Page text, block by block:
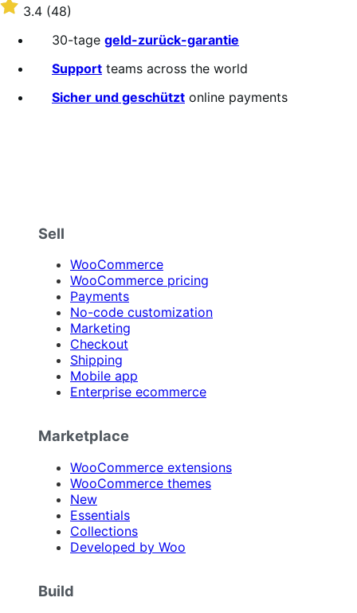
$79
Jährlich
Rated
3.4
out
3.4 (48)
30-tage geld-zurück-garantie
Support teams across the world
Sicher und geschützt online payments
Sell
WooCommerce
WooCommerce pricing
Payments
No-code customization
Marketing
Checkout
Shipping
Mobile app
Enterprise ecommerce
Marketplace
WooCommerce extensions
WooCommerce themes
New
Essentials
Collections
Developed by Woo
Build